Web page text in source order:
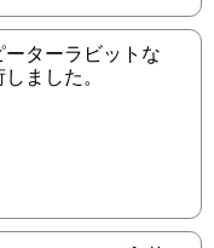
ーターラビットな
ました。